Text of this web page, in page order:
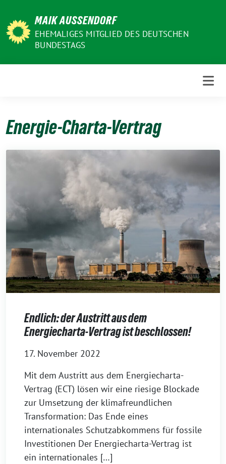
zum
Inhalt
MAIK AUSSENDORF
EHEMALIGES MITGLIED DES DEUTSCHEN
BUNDESTAGS
Energie-Charta-Vertrag
Endlich: der Austritt aus dem
Energiecharta-Vertrag ist beschlossen!
17. November 2022
Mit dem Austritt aus dem Energiecharta-
Vertrag (ECT) lösen wir eine riesige Blockade
zur Umsetzung der klimafreundlichen
Transformation: Das Ende eines
internationales Schutzabkommens für fossile
Investitionen Der Energiecharta-Vertrag ist
ein internationales […]